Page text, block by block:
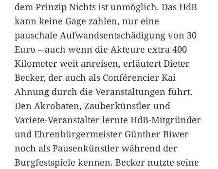
dem Prinzip Nichts ist unmöglich. Das HdB
kann keine Gage zahlen, nur eine
pauschale Aufwandsentschädigung von 30
Euro – auch wenn die Akteure extra 400
Kilometer weit anreisen, erläutert Dieter
Becker, der auch als Conférencier Kai
Ahnung durch die Veranstaltungen führt.
Den Akrobaten, Zauberkünstler und
Variete-Veranstalter lernte HdB-Mitgründer
und Ehrenbürgermeister Günther Biwer
noch als Pausenkünstler während der
Burgfestspiele kennen. Becker nutzte seine